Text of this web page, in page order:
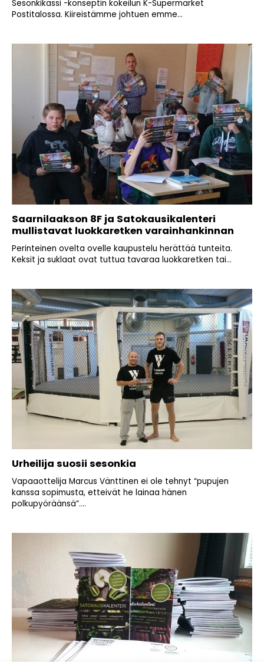
Sesonkikassi -konseptin kokeilun K-Supermarket
Postitalossa. Kiireistämme johtuen emme...
Saarnilaakson 8F ja Satokausikalenteri
mullistavat luokkaretken varainhankinnan
Perinteinen ovelta ovelle kaupustelu herättää tunteita.
Keksit ja suklaat ovat tuttua tavaraa luokkaretken tai...
Urheilija suosii sesonkia
Vapaaottelija Marcus Vänttinen ei ole tehnyt “pupujen
kanssa sopimusta, etteivät he lainaa hänen
polkupyöräänsä”....